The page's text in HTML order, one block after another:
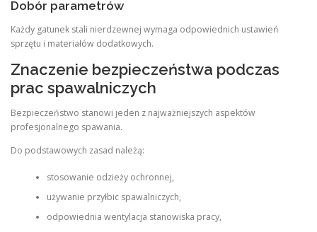
Dobór parametrów
Każdy gatunek stali nierdzewnej wymaga odpowiednich ustawień
sprzętu i materiałów dodatkowych.
Znaczenie bezpieczeństwa podczas
prac spawalniczych
Bezpieczeństwo stanowi jeden z najważniejszych aspektów
profesjonalnego spawania.
Do podstawowych zasad należą:
stosowanie odzieży ochronnej,
używanie przyłbic spawalniczych,
odpowiednia wentylacja stanowiska pracy,